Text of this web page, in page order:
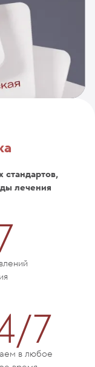
стандартов,
лечения
7
в любое